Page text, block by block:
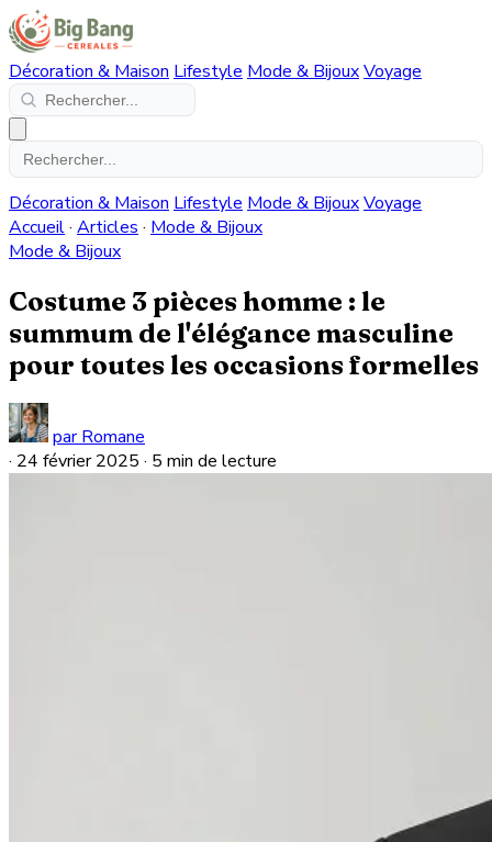
Décoration & Maison Lifestyle Mode & BijouxVoyage
Décoration & Maison Lifestyle Mode & BijouxVoyage
Accueil· Articles · Mode & Bijoux
Mode & Bijoux
Costume 3 pièces homme : le
summum de l'élégance masculine
pour toutes les occasions formelles
par Romane
· 24 février 2025 · 5 min de lecture